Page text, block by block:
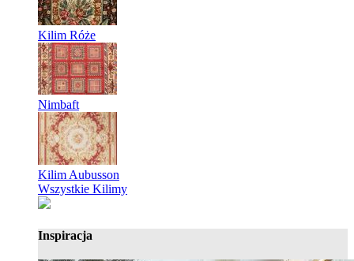
Kilim Róże
Nimbaft
Kilim Aubusson
Wszystkie Kilimy
Inspiracja